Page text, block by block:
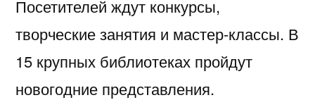
Посетителей ждут конкурсы,
творческие занятия и мастер-классы. В
15 крупных библиотеках пройдут
новогодние представления.